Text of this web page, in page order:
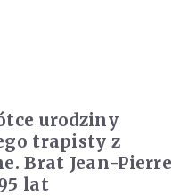
urodziny
trapisty z
Brat Jean-Pierre
lat